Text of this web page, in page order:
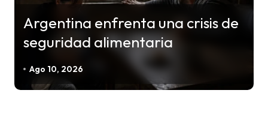
t
Argentina enfrenta una crisis de
seguridad alimentaria
Ago 10, 2026